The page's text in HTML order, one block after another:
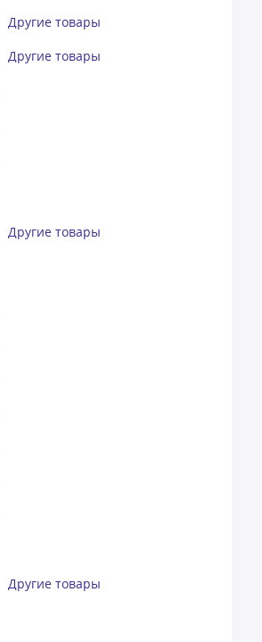
Другие товары
Другие товары
Другие товары
Другие товары